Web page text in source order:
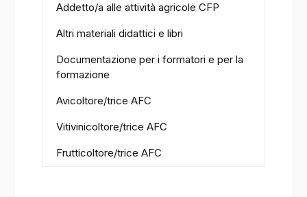
Addetto/a alle attività agricole CFP
Altri materiali didattici e libri
Documentazione per i formatori e per la
formazione
Avicoltore/trice AFC
Vitivinicoltore/trice AFC
Frutticoltore/trice AFC